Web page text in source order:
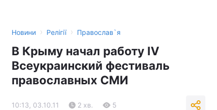
Новини › Релігії › Православ`я
В Крыму начал работу IV
Всеукраинский фестиваль
православных СМИ
10:13, 03.10.11 2 хв. 5